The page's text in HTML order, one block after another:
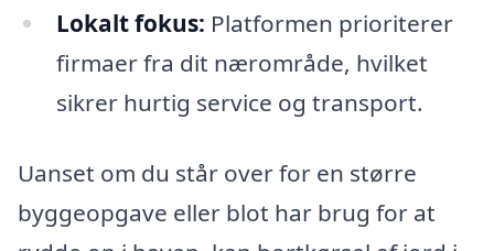
Lokalt fokus: Platformen prioriterer
firmaer fra dit nærområde, hvilket
sikrer hurtig service og transport.
Uanset om du står over for en større
byggeopgave eller blot har brug for at